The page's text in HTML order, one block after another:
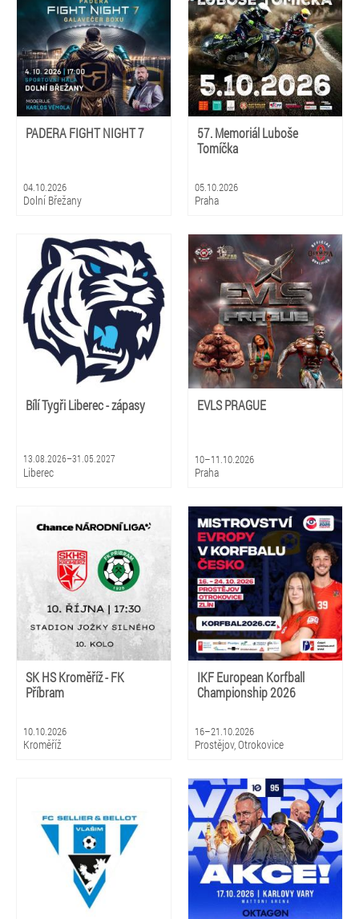
PADERA FIGHT NIGHT 7
04.10.2026
Dolní Břežany
57. Memoriál Luboše
Tomíčka
05.10.2026
Praha
Bílí Tygři Liberec - zápasy
13.08.2026–31.05.2027
Liberec
EVLS PRAGUE
10–11.10.2026
Praha
SK HS Kroměříž - FK
Příbram
10.10.2026
Kroměříž
IKF European Korfball
Championship 2026
16–21.10.2026
Prostějov, Otrokovice